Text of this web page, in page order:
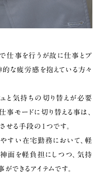
仕事を行うが故に仕事とプ
な疲労感を抱えている方々
と気持ちの切り替えが必要
モードに切り替える事は、
せる手段の１つです。
すい在宅勤務において、軽
面を軽負担にしつつ、気持
できるアイテムです。